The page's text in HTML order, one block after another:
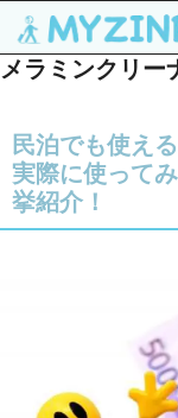
メラミンクリー
民泊でも使え
実際に使って
挙紹介！